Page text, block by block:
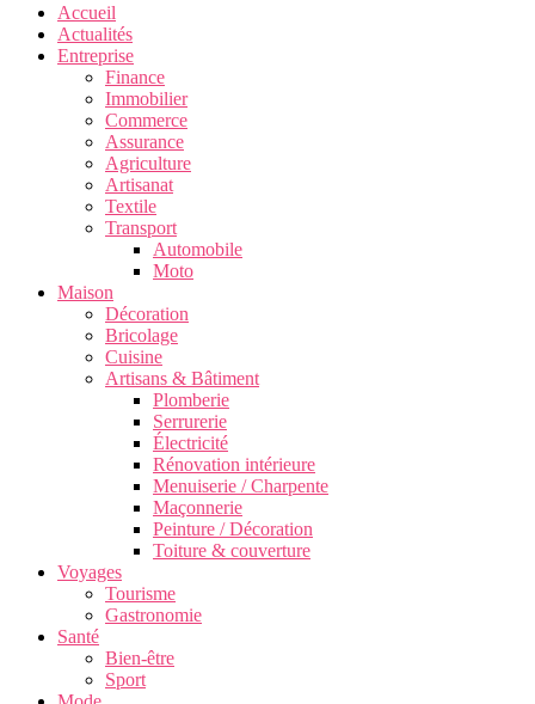
Accueil
Actualités
Entreprise
Finance
Immobilier
Commerce
Assurance
Agriculture
Artisanat
Textile
Transport
Automobile
Moto
Maison
Décoration
Bricolage
Cuisine
Artisans & Bâtiment
Plomberie
Serrurerie
Électricité
Rénovation intérieure
Menuiserie / Charpente
Maçonnerie
Peinture / Décoration
Toiture & couverture
Voyages
Tourisme
Gastronomie
Santé
Bien-être
Sport